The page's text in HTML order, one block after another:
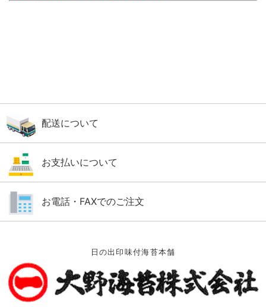
配送について
お支払いについて
お電話・FAXでのご注文
日の出印味付海苔本舗